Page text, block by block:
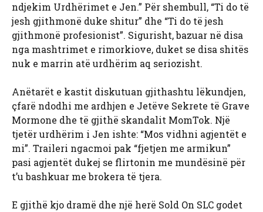
ndjekim Urdhërimet e Jen.” Për shembull, “Ti do të
jesh gjithmonë duke shitur” dhe “Ti do të jesh
gjithmonë profesionist”. Sigurisht, bazuar në disa
nga mashtrimet e rimorkiove, duket se disa shitës
nuk e marrin atë urdhërim aq seriozisht.
Anëtarët e kastit diskutuan gjithashtu lëkundjen,
çfarë ndodhi me ardhjen e Jetëve Sekrete të Grave
Mormone dhe të gjithë skandalit MomTok. Një
tjetër urdhërim i Jen ishte: “Mos vidhni agjentët e
mi”. Traileri ngacmoi pak “fjetjen me armikun”
pasi agjentët dukej se flirtonin me mundësinë për
t’u bashkuar me brokera të tjera.
E gjithë kjo dramë dhe një herë Sold On SLC godet